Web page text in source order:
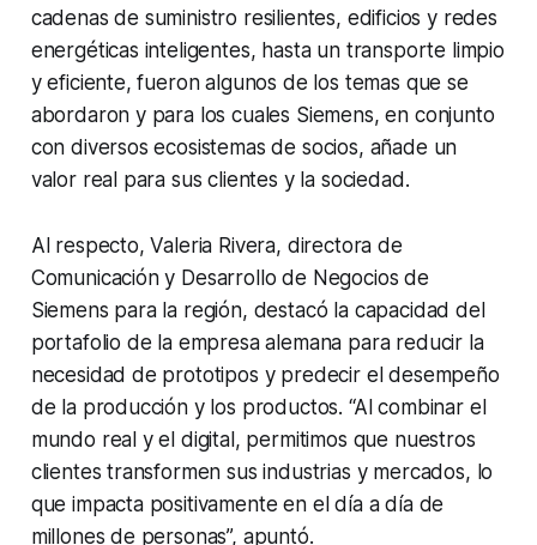
cadenas de suministro resilientes, edificios y redes
energéticas inteligentes, hasta un transporte limpio
y eficiente, fueron algunos de los temas que se
abordaron y para los cuales Siemens, en conjunto
con diversos ecosistemas de socios, añade un
valor real para sus clientes y la sociedad.
Al respecto, Valeria Rivera, directora de
Comunicación y Desarrollo de Negocios de
Siemens para la región, destacó la capacidad del
portafolio de la empresa alemana para reducir la
necesidad de prototipos y predecir el desempeño
de la producción y los productos. “Al combinar el
mundo real y el digital, permitimos que nuestros
clientes transformen sus industrias y mercados, lo
que impacta positivamente en el día a día de
millones de personas”, apuntó.